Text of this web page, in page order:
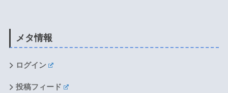
メタ情報
ログイン
投稿フィード